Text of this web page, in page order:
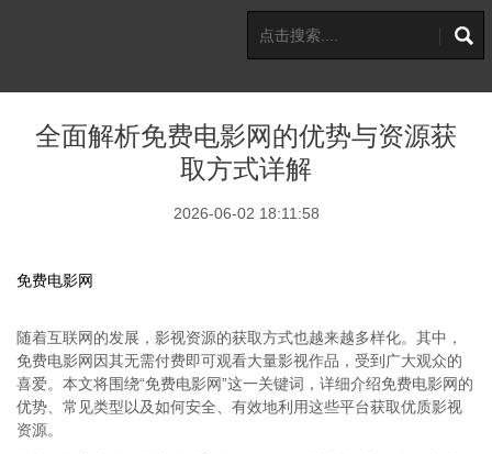
全面解析免费电影网的优势与资源获
取方式详解
2026-06-02 18:11:58
免费电影网
随着互联网的发展，影视资源的获取方式也越来越多样化。其中，
免费电影网因其无需付费即可观看大量影视作品，受到广大观众的
喜爱。本文将围绕“免费电影网”这一关键词，详细介绍免费电影网的
优势、常见类型以及如何安全、有效地利用这些平台获取优质影视
资源。